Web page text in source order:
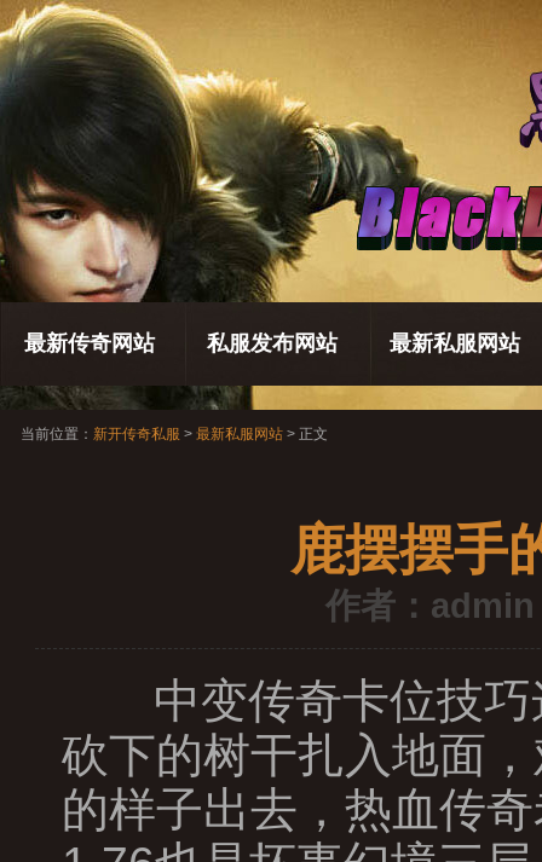
最新传奇网站 私服发布网站 最新私服网站
当前位置： 新开传奇私服 > 最新私服网站 > 正文
鹿摆摆手
作者：admin
中变传奇卡位技巧
砍下的树干扎入地面
的样子出去，热血传